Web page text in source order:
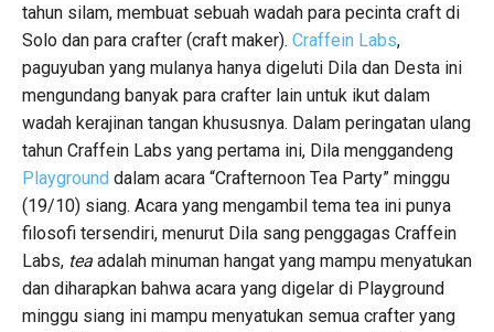
tahun silam, membuat sebuah wadah para pecinta craft di
Solo dan para crafter (craft maker). Craffein Labs,
paguyuban yang mulanya hanya digeluti Dila dan Desta ini
mengundang banyak para crafter lain untuk ikut dalam
wadah kerajinan tangan khususnya. Dalam peringatan ulang
tahun Craffein Labs yang pertama ini, Dila menggandeng
Playground dalam acara “Crafternoon Tea Party” minggu
(19/10) siang. Acara yang mengambil tema tea ini punya
filosofi tersendiri, menurut Dila sang penggagas Craffein
Labs, tea adalah minuman hangat yang mampu menyatukan
dan diharapkan bahwa acara yang digelar di Playground
minggu siang ini mampu menyatukan semua crafter yang